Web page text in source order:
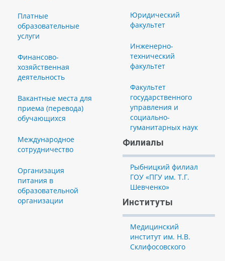
Платные
образовательные
услуги
Финансово-
хозяйственная
деятельность
Вакантные места для
приема (перевода)
обучающихся
Международное
сотрудничество
Организация
питания в
образовательной
организации
Юридический
факультет
Инженерно-
технический
факультет
Факультет
государственного
управления и
социально-
гуманитарных наук
Филиалы
Рыбницкий филиал
ГОУ «ПГУ им. Т.Г.
Шевченко»
Институты
Медицинский
институт им. Н.В.
Склифосовского